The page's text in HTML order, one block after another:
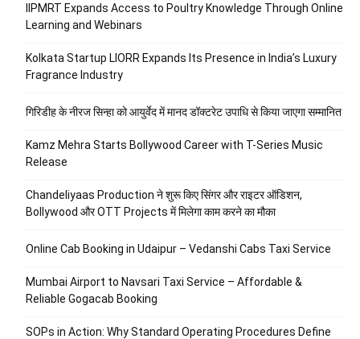
IIPMRT Expands Access to Poultry Knowledge Through Online
Learning and Webinars
Kolkata Startup LIORR Expands Its Presence in India’s Luxury
Fragrance Industry
गिरिडीह के नीरज सिन्हा को आयुर्वेद में मानद डॉक्टरेट उपाधि से किया जाएगा सम्मानित
Kamz Mehra Starts Bollywood Career with T-Series Music
Release
Chandeliyaas Production ने शुरू किए सिंगर और राइटर ऑडिशन,
Bollywood और OTT Projects में मिलेगा काम करने का मौका
Online Cab Booking in Udaipur – Vedanshi Cabs Taxi Service
Mumbai Airport to Navsari Taxi Service – Affordable &
Reliable Gogacab Booking
SOPs in Action: Why Standard Operating Procedures Define